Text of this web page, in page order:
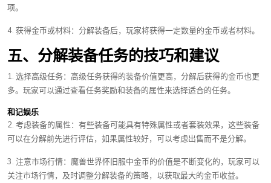
项。
4. 获得金币或材料：分解装备后，玩家将获得一定数量的金币或者材料。
五、分解装备任务的技巧和建议
1. 选择高级任务：高级任务获得的装备价值更高，分解后获得的金币也更
多。玩家可以通过查看任务奖励和装备的属性来选择适合的任务。
和记娱乐
2. 考虑装备的属性：有些装备可能具有特殊属性或者套装效果，这些装备
可以在分解前先进行评估，如果属性较好，可以考虑出售而不是分解。
3. 注意市场行情：魔兽世界怀旧服中金币的价值是不断变化的，玩家可以
关注市场行情，及时调整分解装备的策略，以获取最大的金币收益。